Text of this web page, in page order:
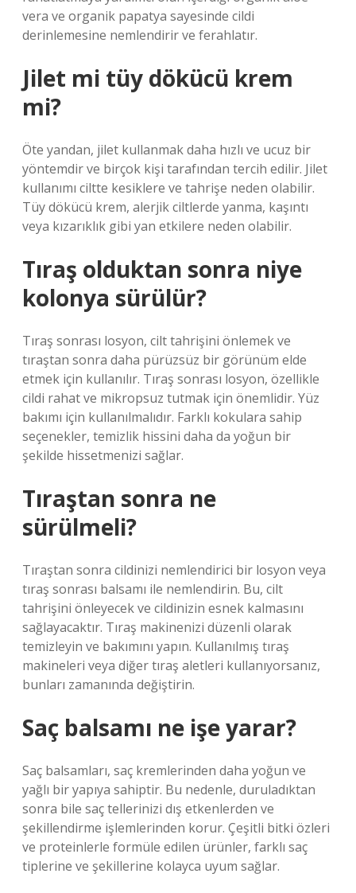
vera ve organik papatya sayesinde cildi
derinlemesine nemlendirir ve ferahlatır.
Jilet mi tüy dökücü krem
mi?
Öte yandan, jilet kullanmak daha hızlı ve ucuz bir
yöntemdir ve birçok kişi tarafından tercih edilir. Jilet
kullanımı ciltte kesiklere ve tahrişe neden olabilir.
Tüy dökücü krem, alerjik ciltlerde yanma, kaşıntı
veya kızarıklık gibi yan etkilere neden olabilir.
Tıraş olduktan sonra niye
kolonya sürülür?
Tıraş sonrası losyon, cilt tahrişini önlemek ve
tıraştan sonra daha pürüzsüz bir görünüm elde
etmek için kullanılır. Tıraş sonrası losyon, özellikle
cildi rahat ve mikropsuz tutmak için önemlidir. Yüz
bakımı için kullanılmalıdır. Farklı kokulara sahip
seçenekler, temizlik hissini daha da yoğun bir
şekilde hissetmenizi sağlar.
Tıraştan sonra ne
sürülmeli?
Tıraştan sonra cildinizi nemlendirici bir losyon veya
tıraş sonrası balsamı ile nemlendirin. Bu, cilt
tahrişini önleyecek ve cildinizin esnek kalmasını
sağlayacaktır. Tıraş makinenizi düzenli olarak
temizleyin ve bakımını yapın. Kullanılmış tıraş
makineleri veya diğer tıraş aletleri kullanıyorsanız,
bunları zamanında değiştirin.
Saç balsamı ne işe yarar?
Saç balsamları, saç kremlerinden daha yoğun ve
yağlı bir yapıya sahiptir. Bu nedenle, duruladıktan
sonra bile saç tellerinizi dış etkenlerden ve
şekillendirme işlemlerinden korur. Çeşitli bitki özleri
ve proteinlerle formüle edilen ürünler, farklı saç
tiplerine ve şekillerine kolayca uyum sağlar.